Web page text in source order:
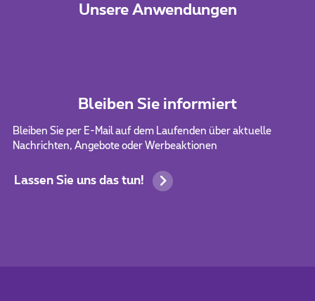
Unsere Anwendungen
Bleiben Sie informiert
Bleiben Sie per E-Mail auf dem Laufenden über aktuelle
Nachrichten, Angebote oder Werbeaktionen
Lassen Sie uns das tun!